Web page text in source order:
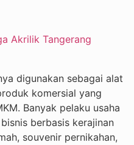
Akrilik Tangerang
digunakan sebagai alat
komersial yang
Banyak pelaku usaha
berbasis kerajinan
souvenir pernikahan,